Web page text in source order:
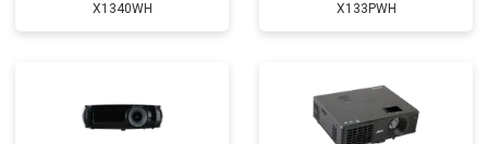
X1340WH X133PWH